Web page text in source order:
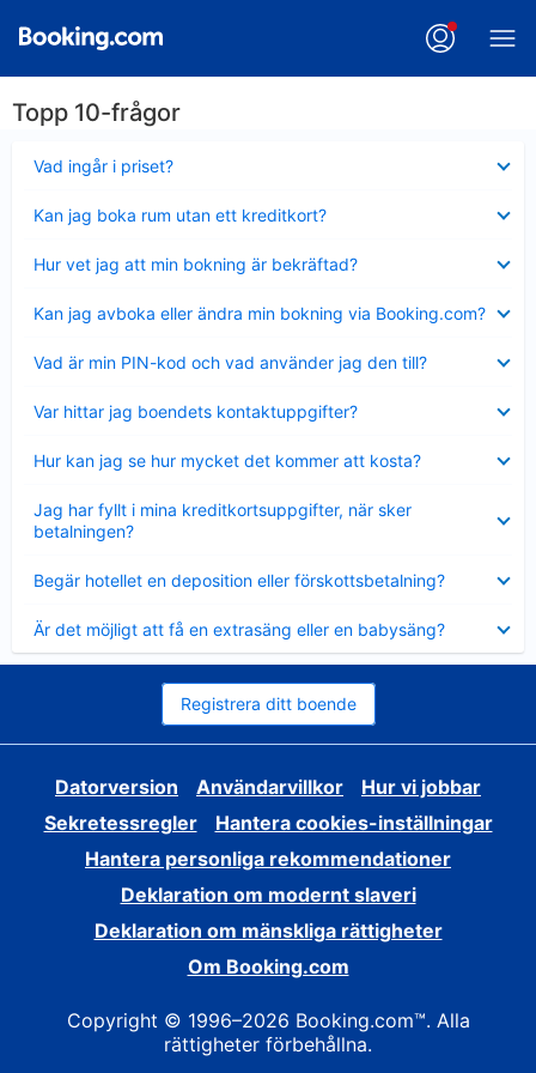
Topp 10-frågor
Vad ingår i priset?
mindre
Kan jag boka rum utan ett kreditkort?
mindre
Hur vet jag att min bokning är bekräftad?
mindre
Kan jag avboka eller ändra min bokning via Booking.com?
mindre
Vad är min PIN-kod och vad använder jag den till?
mindre
Var hittar jag boendets kontaktuppgifter?
mindre
Hur kan jag se hur mycket det kommer att kosta?
mindre
Jag har fyllt i mina kreditkortsuppgifter, när sker
betalningen?
mindre
Begär hotellet en deposition eller förskottsbetalning?
mindre
Är det möjligt att få en extrasäng eller en babysäng?
mindre
Registrera ditt boende
Datorversion Användarvillkor
Hur vi jobbar
Sekretessregler
Hantera cookies-inställningar
Hantera personliga rekommendationer
Deklaration om modernt slaveri
Deklaration om mänskliga rättigheter
Om Booking.com
Copyright © 1996–2026 Booking.com™. Alla
rättigheter förbehållna.